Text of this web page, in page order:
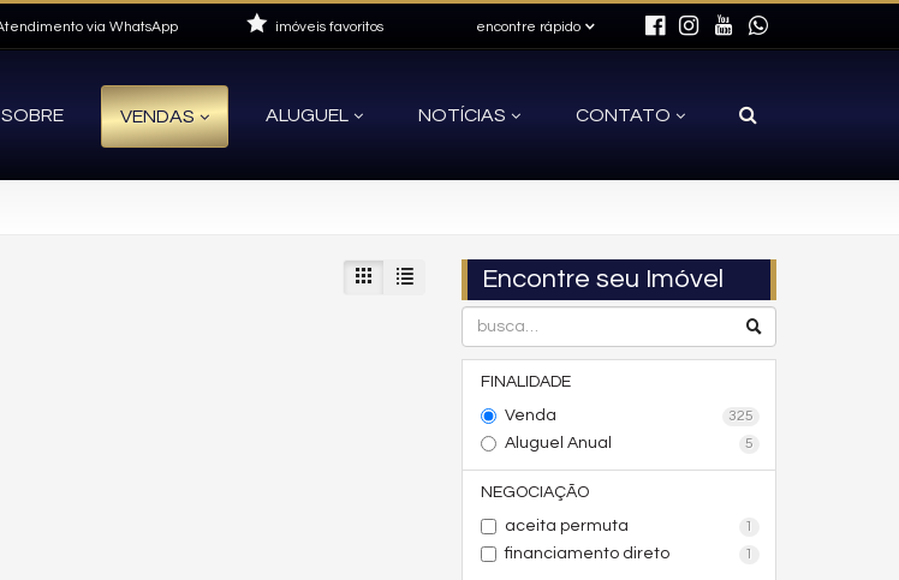
via WhatsApp encontre rápido
imóveis favoritos
SOBRE VENDAS ALUGUEL NOTÍCIAS CONTATO
Encontre seu Imóvel
FINALIDADE
Venda
325
Aluguel Anual 5
NEGOCIAÇÃO
aceita permuta
1
financiamento direto 1